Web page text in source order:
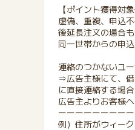
【ポイント獲得対
虚偽、重複、申込
後延長注文の場合
同一世帯からの申
連絡のつかないユ
⇒広告主様にて、
に直接連絡する場合
広告主よりお客様
ーーーーーーーー
例）住所がウィー